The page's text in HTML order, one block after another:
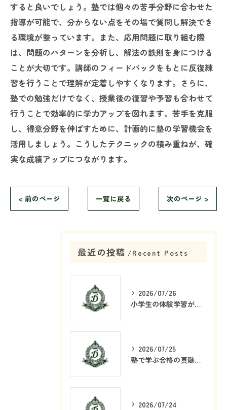
すると良いでしょう。塾では個々の苦手分野に合わせた
指導が可能で、分からない点をその場で質問し解決でき
る環境が整っています。また、応用問題に取り組む際
は、問題のパターンを分析し、解法の鉄則を身につける
ことが大切です。講師のフィードバックをもとに反復練
習を行うことで理解が定着しやすくなります。さらに、
塾での勉強だけでなく、授業後の復習や予習も合わせて
行うことで効率的に学力アップを図れます。苦手を克服
し、得意分野を伸ばすために、計画的に塾の学習機会を
活用しましょう。こうしたテクニックの積み重ねが、確
実な成績アップにつながります。
< 前のページ 一覧に戻る 次のページ >
最近の投稿 Recent Posts
2026/07/26
小学生の体験学習が塾で重要な理由
2026/07/25
塾で学ぶ合格の真髄とは何か
2026/07/24